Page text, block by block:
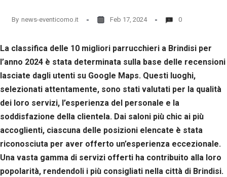
By news-eventicomo.it Feb 17, 2024 0
La classifica delle 10 migliori parrucchieri a Brindisi per
l’anno 2024 è stata determinata sulla base delle recensioni
lasciate dagli utenti su Google Maps. Questi luoghi,
selezionati attentamente, sono stati valutati per la qualità
dei loro servizi, l’esperienza del personale e la
soddisfazione della clientela. Dai saloni più chic ai più
accoglienti, ciascuna delle posizioni elencate è stata
riconosciuta per aver offerto un’esperienza eccezionale.
Una vasta gamma di servizi offerti ha contribuito alla loro
popolarità, rendendoli i più consigliati nella città di Brindisi.